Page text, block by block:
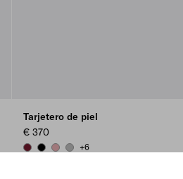
Tarjetero de piel
€ 370
BURGUNDY
BLACKROSY BLUSH
DARK GREY
+6